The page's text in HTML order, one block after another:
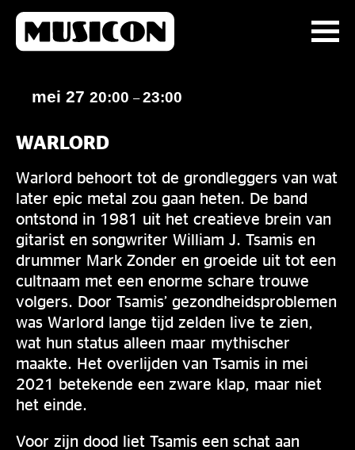
mei 27 20:00 –23:00
WARLORD
Warlord behoort tot de grondleggers van wat
later epic metal zou gaan heten. De band
ontstond in 1981 uit het creatieve brein van
gitarist en songwriter William J. Tsamis en
drummer Mark Zonder en groeide uit tot een
cultnaam met een enorme schare trouwe
volgers. Door Tsamis’ gezondheidsproblemen
was Warlord lange tijd zelden live te zien,
wat hun status alleen maar mythischer
maakte. Het overlijden van Tsamis in mei
2021 betekende een zware klap, maar niet
het einde.
Voor zijn dood liet Tsamis een schat aan